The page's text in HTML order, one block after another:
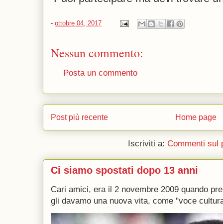
- ottobre 04, 2017
Nessun commento:
Posta un commento
Post più recente Home page
Iscriviti a: Commenti sul
Ci siamo spostati dopo 13 anni
Cari amici, era il 2 novembre 2009 quando
gli davamo una nuova vita, come "voce